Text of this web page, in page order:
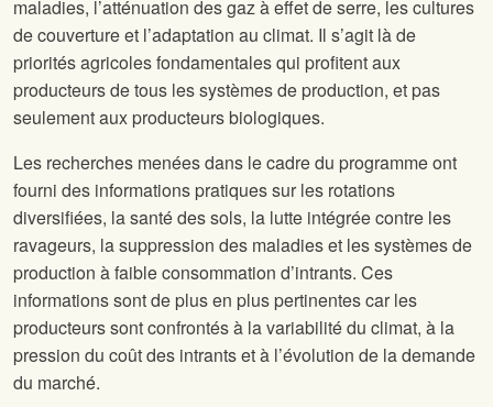
maladies, l’atténuation des gaz à effet de serre, les cultures
de couverture et l’adaptation au climat. Il s’agit là de
priorités agricoles fondamentales qui profitent aux
producteurs de tous les systèmes de production, et pas
seulement aux producteurs biologiques.
Les recherches menées dans le cadre du programme ont
fourni des informations pratiques sur les rotations
diversifiées, la santé des sols, la lutte intégrée contre les
ravageurs, la suppression des maladies et les systèmes de
production à faible consommation d’intrants. Ces
informations sont de plus en plus pertinentes car les
producteurs sont confrontés à la variabilité du climat, à la
pression du coût des intrants et à l’évolution de la demande
du marché.